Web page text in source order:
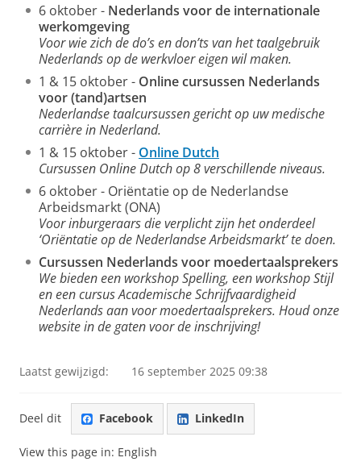
6 oktober - Nederlands voor de internationale
werkomgeving
Voor wie zich de do’s en don’ts van het taalgebruik
Nederlands op de werkvloer eigen wil maken.
1 & 15 oktober - Online cursussen Nederlands
voor (tand)artsen
Nederlandse taalcursussen gericht op uw medische
carrière in Nederland.
1 & 15 oktober - Online Dutch
Cursussen Online Dutch op 8 verschillende niveaus.
6 oktober - Oriëntatie op de Nederlandse
Arbeidsmarkt (ONA)
Voor inburgeraars die verplicht zijn het onderdeel
‘Oriëntatie op de Nederlandse Arbeidsmarkt’ te doen.
Cursussen Nederlands voor moedertaalsprekers
We bieden een workshop Spelling, een workshop Stijl
en een cursus Academische Schrijfvaardigheid
Nederlands aan voor moedertaalsprekers. Houd onze
website in de gaten voor de inschrijving!
Laatst gewijzigd: 16 september 2025 09:38
Deel dit Facebook LinkedIn
View this page in: English